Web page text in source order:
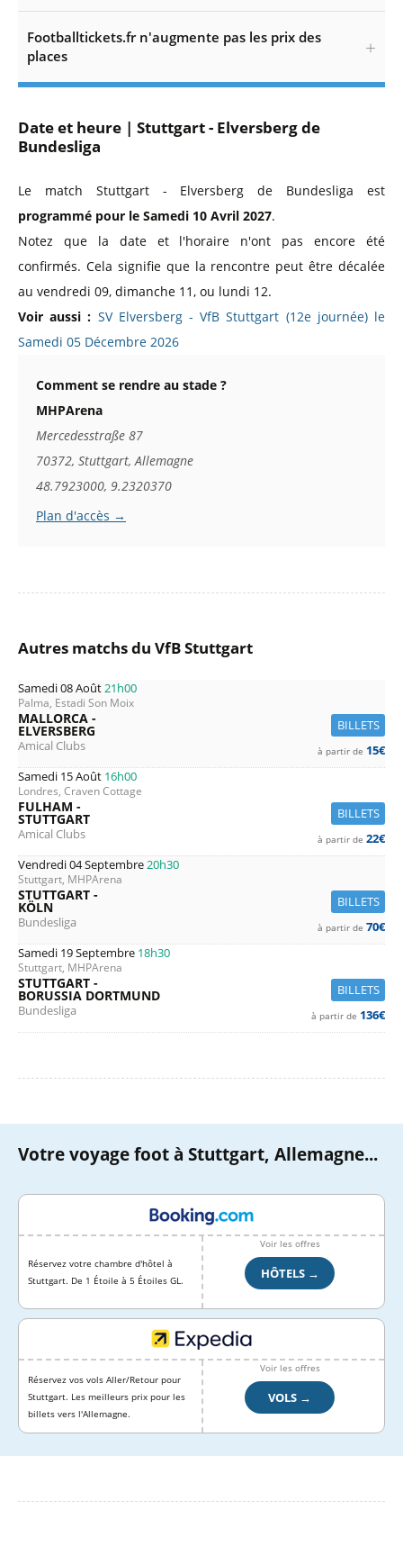
Footballtickets.fr n'augmente pas les prix des
places
Date et heure | Stuttgart - Elversberg de
Bundesliga
Le match Stuttgart - Elversberg de Bundesliga est
programmé pour le Samedi 10 Avril 2027.
Notez que la date et l'horaire n'ont pas encore été
confirmés. Cela signifie que la rencontre peut être décalée
au vendredi 09, dimanche 11, ou lundi 12.
Voir aussi : SV Elversberg - VfB Stuttgart (12e journée) le
Samedi 05 Décembre 2026
Comment se rendre au stade ?
MHPArena
Mercedesstraße 87
70372, Stuttgart, Allemagne
48.7923000, 9.2320370
Plan d'accès →
Autres matchs du VfB Stuttgart
Samedi 08 Août21h00
Palma, Estadi Son Moix
BILLETS
MALLORCA -
ELVERSBERG
Amical Clubs à partir de 15€
Samedi 15 Août 16h00
Londres, Craven Cottage
BILLETS
FULHAM -
STUTTGART
Amical Clubs à partir de 22€
Vendredi 04 Septembre20h30
Stuttgart, MHPArena
BILLETS
STUTTGART -
KÖLN
Bundesliga à partir de 70€
Samedi 19 Septembre 18h30
Stuttgart, MHPArena
BILLETS
STUTTGART -
BORUSSIA DORTMUND
Bundesliga à partir de 136€
Votre voyage foot à Stuttgart, Allemagne...
Réservez votre chambre d'hôtel à
Stuttgart. De 1 Étoile à 5 Étoiles GL.
Voir les offres
HÔTELS →
Réservez vos vols Aller/Retour pour
Stuttgart. Les meilleurs prix pour les
billets vers l'Allemagne.
Voir les offres
VOLS →